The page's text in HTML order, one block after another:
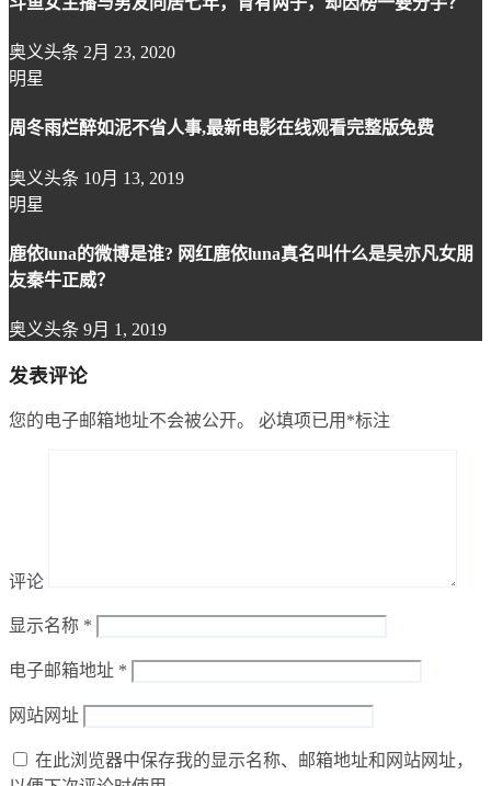
奥义头条 2月 23, 2020
明星
周冬雨烂醉如泥不省人事,最新电影在线观看完整版免费
奥义头条 10月 13, 2019
明星
鹿依luna的微博是谁? 网红鹿依luna真名叫什么是吴亦凡女朋
友秦牛正威？
奥义头条 9月 1, 2019
发表评论
您的电子邮箱地址不会被公开。 必填项已用 *标注
评论
显示名称 *
电子邮箱地址 *
网站网址
在此浏览器中保存我的显示名称、邮箱地址和网站网址，